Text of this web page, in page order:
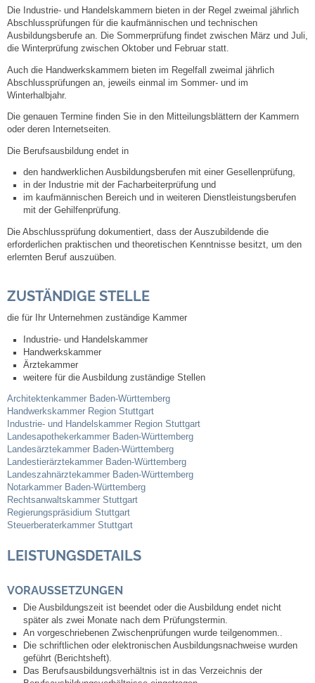
Steuern
Ortsrecht
Haushalt 2026
Trinkwasser - Härtebereich
Redaktionsstatut für das Amtsblatt
Service
Fahrplanauskünfte
Abfall-Infos
Ortsplan
Bildergalerie
Rund um den Wein
Schlepper / Traktor
Rathaus
Aktuelles
Gemeindeverwaltung
Mitarbeiter
Stellenangebote
Die Industrie- und Handelskammern bieten in der Regel zweimal jährlich
Abschlussprüfungen für die kaufmännischen und technischen
Ausbildungsberufe an. Die Sommerprüfung findet zwischen März und Juli,
die Winterprüfung zwischen Oktober und Februar statt.
Auch die Handwerkskammern bieten im Regelfall zweimal jährlich
Abschlussprüfungen an, jeweils einmal im Sommer- und im
Winterhalbjahr.
Die genauen Termine finden Sie in den Mitteilungsblättern der Kammern
oder deren Internetseiten.
Die Berufsausbildung endet in
den handwerklichen Ausbildungsberufen mit einer Gesellenprüfung,
in der Industrie mit der Facharbeiterprüfung und
im kaufmännischen Bereich und in weiteren Dienstleistungsberufen
mit der Gehilfenprüfung.
Die Abschlussprüfung dokumentiert, dass der Auszubildende die
erforderlichen praktischen und theoretischen Kenntnisse besitzt, um den
erlernten Beruf auszuüben.
ZUSTÄNDIGE STELLE
die für Ihr Unternehmen zuständige Kammer
Industrie- und Handelskammer
Handwerkskammer
Ärztekammer
weitere für die Ausbildung zuständige Stellen
Architektenkammer Baden-Württemberg
Handwerkskammer Region Stuttgart
Industrie- und Handelskammer Region Stuttgart
Landesapothekerkammer Baden-Württemberg
Landesärztekammer Baden-Württemberg
Landestierärztekammer Baden-Württemberg
Landeszahnärztekammer Baden-Württemberg
Notarkammer Baden-Württemberg
Rechtsanwaltskammer Stuttgart
Regierungspräsidium Stuttgart
Steuerberaterkammer Stuttgart
LEISTUNGSDETAILS
VORAUSSETZUNGEN
Die Ausbildungszeit ist beendet oder die Ausbildung endet nicht
später als zwei Monate nach dem Prüfungstermin.
An vorgeschriebenen Zwischenprüfungen wurde teilgenommen..
Die schriftlichen oder elektronischen Ausbildungsnachweise wurden
geführt (Berichtsheft).
Das Berufsausbildungsverhältnis ist in das Verzeichnis der